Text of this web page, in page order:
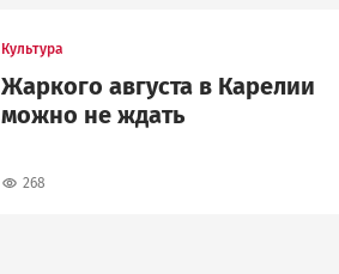
Культура
Жаркого августа в Карелии
можно не ждать
268